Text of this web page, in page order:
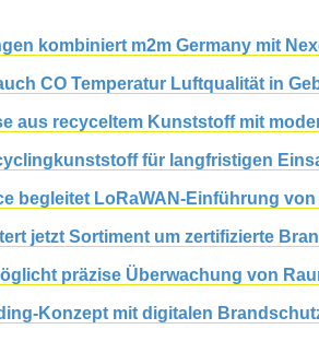
kombiniert m2m Germany mit
CO Temperatur Luftqualität in
aus recyceltem Kunststoff mit
für langfristigen
begleitet LoRaWAN-Einführung
jetzt Sortiment um zertifizierte
präzise Überwachung von
Konzept mit digitalen